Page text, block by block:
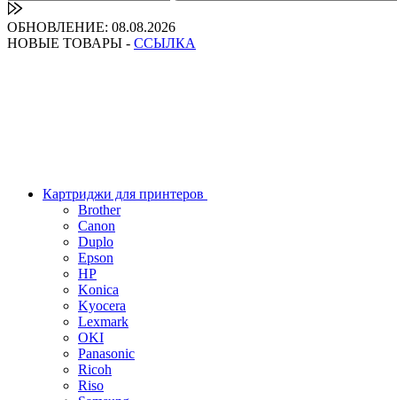
ОБНОВЛЕНИЕ: 08.08.2026
НОВЫЕ ТОВАРЫ - ССЫЛКА
Картриджи для принтеров
Brother
Canon
Duplo
Epson
HP
Konica
Kyocera
Lexmark
OKI
Panasonic
Ricoh
Riso